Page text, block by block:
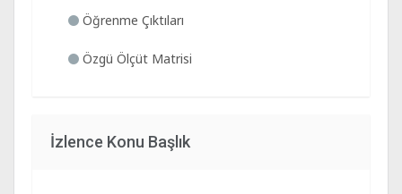
Öğrenme Çıktıları
Özgü Ölçüt Matrisi
İzlence Konu Başlık